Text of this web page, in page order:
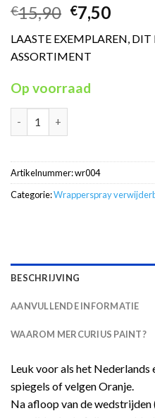
€15,90
prijs
was:
€15,90.
€7,50
is:
LAASTE EXEMPLAREN,
ASSORTIMENT
Op voorraad
Artikelnummer:wr004
Categorie:Wrapperspray
BESCHRIJVING
AANVULLENDE INFORMATIE
WAAROM MERCURIUS PAINT?
Leuk voor als het
spiegels of velgen Oranje.
Na afloop van de